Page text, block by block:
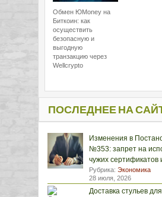
Обмен ЮMoney на
Биткоин: как
осуществить
безопасную и
выгодную
транзакцию через
Wellcrypto
ПОСЛЕДНЕЕ НА
Изменения в
№353: запрет на
чужих сертификатов
Рубрика: Экономика
28 июля, 2026
Доставка стульев